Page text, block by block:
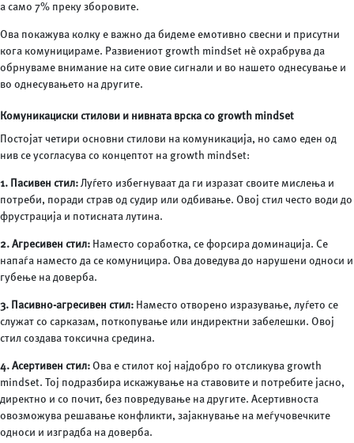
а само 7% преку зборовите.
Ова покажува колку е важно да бидеме емотивно свесни и присутни
кога комуницираме. Развиениот growth mindset нè охрабрува да
обрнуваме внимание на сите овие сигнали и во нашето однесување и
во однесувањето на другите.
Комуникациски стилови и нивната врска со growth mindset
Постојат четири основни стилови на комуникација, но само еден од
нив се усогласува со концептот на growth mindset:
1. Пасивен стил: Луѓето избегнуваат да ги изразат своите мислења и
потреби, поради страв од судир или одбивање. Овој стил често води до
фрустрација и потисната лутина.
2. Агресивен стил: Наместо соработка, се форсира доминација. Се
напаѓа наместо да се комуницира. Ова доведува до нарушени односи и
губење на доверба.
3. Пасивно-агресивен стил: Наместо отворено изразување, луѓето се
служат со сарказам, поткопување или индиректни забелешки. Овој
стил создава токсична средина.
4. Асертивен стил: Ова е стилот кој најдобро го отсликува growth
mindset. Тој подразбира искажување на ставовите и потребите јасно,
директно и со почит, без повредување на другите. Асертивноста
овозможува решавање конфликти, зајакнување на меѓучовечките
односи и изградба на доверба.